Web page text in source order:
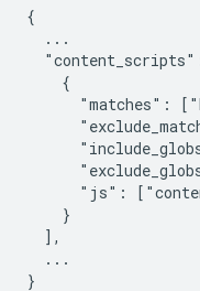
{
  ...
    {
"matches":
"js":
    }
  ],
  ...